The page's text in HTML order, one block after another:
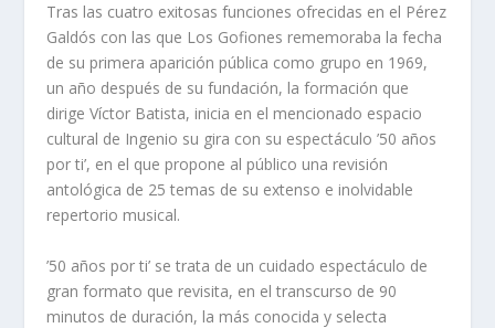
Tras las cuatro exitosas funciones ofrecidas en el Pérez
Galdós con las que Los Gofiones rememoraba la fecha
de su primera aparición pública como grupo en 1969,
un año después de su fundación, la formación que
dirige Víctor Batista, inicia en el mencionado espacio
cultural de Ingenio su gira con su espectáculo ’50 años
por ti’, en el que propone al público una revisión
antológica de 25 temas de su extenso e inolvidable
repertorio musical.
’50 años por ti’ se trata de un cuidado espectáculo de
gran formato que revisita, en el transcurso de 90
minutos de duración, la más conocida y selecta